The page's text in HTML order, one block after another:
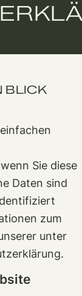
BLICK
Sie diese
Daten sind
zum
unter